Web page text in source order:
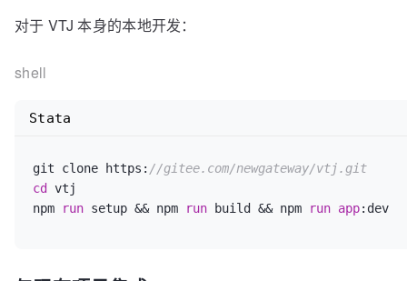
对于 VTJ 本身的本地开发：
shell
git clone https: //gitee.com/newgateway/vtj.git
cd
vtj
npm
run setup && npm run build && npm run app:dev
Stata